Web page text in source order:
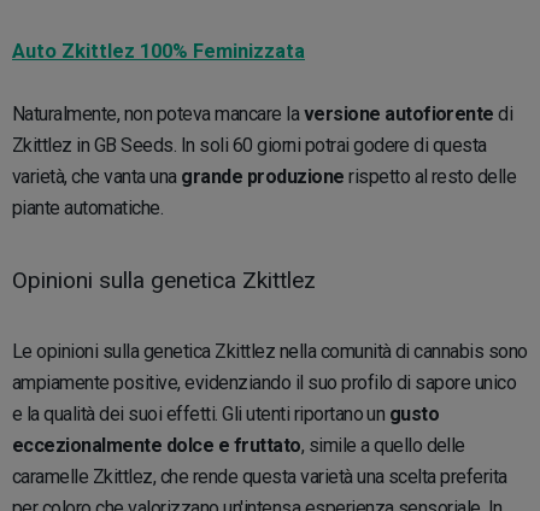
Auto Zkittlez 100% Feminizzata
Naturalmente, non poteva mancare la versione autofiorente di
Zkittlez in GB Seeds. In soli 60 giorni potrai godere di questa
varietà, che vanta una grande produzione rispetto al resto delle
piante automatiche.
Opinioni sulla genetica Zkittlez
Le opinioni sulla genetica Zkittlez nella comunità di cannabis sono
ampiamente positive, evidenziando il suo profilo di sapore unico
e la qualità dei suoi effetti. Gli utenti riportano un gusto
eccezionalmente dolce e fruttato, simile a quello delle
caramelle Zkittlez, che rende questa varietà una scelta preferita